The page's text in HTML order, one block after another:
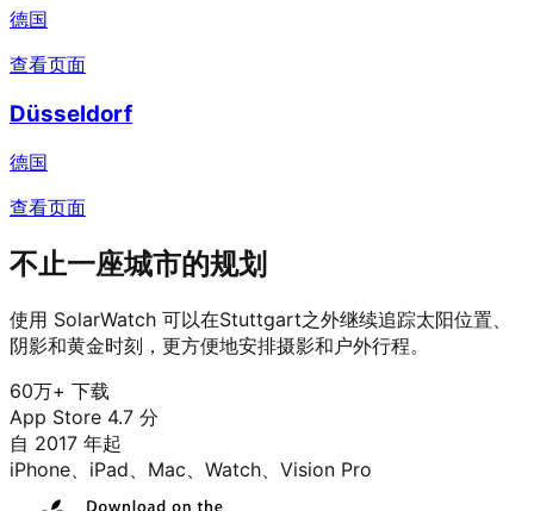
德国
查看页面
Düsseldorf
德国
查看页面
不止一座城市的规划
使用 SolarWatch 可以在Stuttgart之外继续追踪太阳位置、
阴影和黄金时刻，更方便地安排摄影和户外行程。
60万+ 下载
App Store 4.7 分
自 2017 年起
iPhone、iPad、Mac、Watch、Vision Pro